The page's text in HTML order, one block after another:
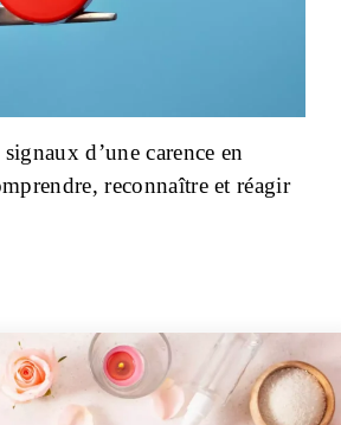
d’une carence en
reconnaître et réagir